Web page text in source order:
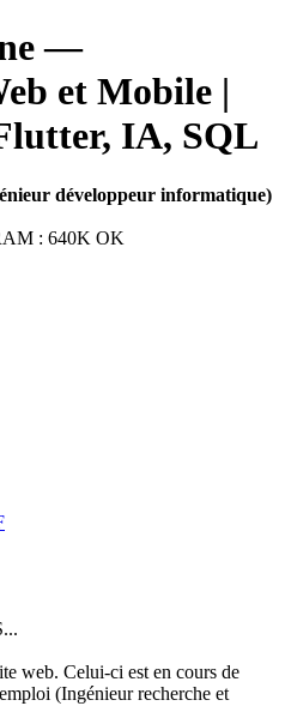
—
et Mobile |
IA, SQL
développeur informatique)
: 640K OK
web. Celui-ci est en cours de
(Ingénieur recherche et